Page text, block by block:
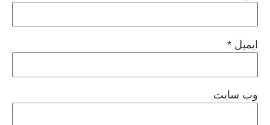
ایمیل *
وب‌ سایت